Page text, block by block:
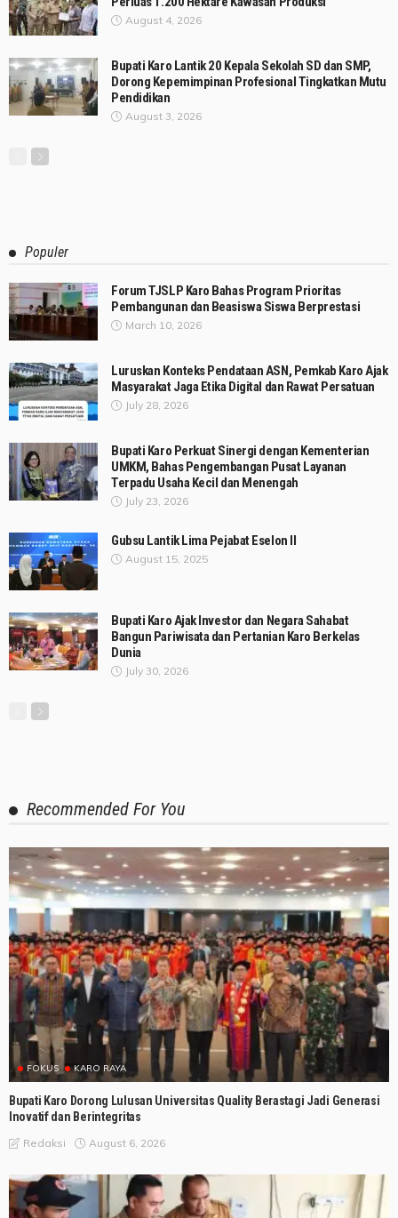
August 4, 2026
Bupati Karo Lantik 20 Kepala Sekolah SD dan SMP,
Dorong Kepemimpinan Profesional Tingkatkan Mutu
Pendidikan
August 3, 2026
Populer
Forum TJSLP Karo Bahas Program Prioritas
Pembangunan dan Beasiswa Siswa Berprestasi
March 10, 2026
Luruskan Konteks Pendataan ASN, Pemkab Karo Ajak
Masyarakat Jaga Etika Digital dan Rawat Persatuan
July 28, 2026
Bupati Karo Perkuat Sinergi dengan Kementerian
UMKM, Bahas Pengembangan Pusat Layanan
Terpadu Usaha Kecil dan Menengah
July 23, 2026
Gubsu Lantik Lima Pejabat Eselon II
August 15, 2025
Bupati Karo Ajak Investor dan Negara Sahabat
Bangun Pariwisata dan Pertanian Karo Berkelas
Dunia
July 30, 2026
Recommended For You
FOKUS KARO RAYA
Bupati Karo Dorong Lulusan Universitas Quality Berastagi Jadi Generasi
Inovatif dan Berintegritas
Redaksi August 6, 2026